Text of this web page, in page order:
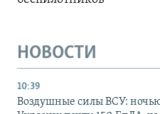
НОВОСТИ
10:39
Воздушные силы ВСУ: